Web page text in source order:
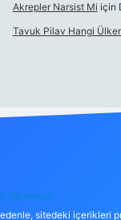
Akrepler Narsist Mi için
Tavuk Pilav Hangi
@karabul
sitedeki içerikleri